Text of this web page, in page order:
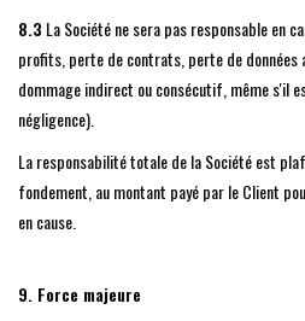
8.3 La Société ne sera pas responsable en
profits, perte de contrats, perte de données
dommage indirect ou consécutif, même s'il
négligence).
La responsabilité totale de la Société est
fondement, au montant payé par le Client
en cause.
9. Force majeure